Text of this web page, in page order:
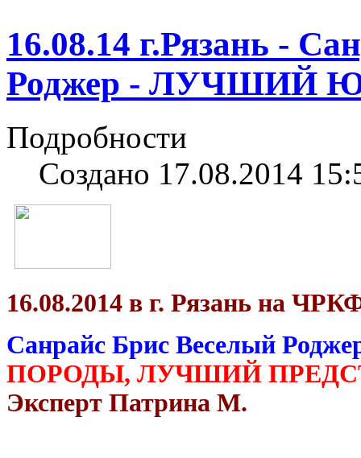
16.08.14 г.Рязань -
Роджер - ЛУЧШИЙ
Подробности
Создано 17.08.2014
16.08.2014 в г. Рязань на
Санрайс Брис Веселый
ПОРОДЫ, ЛУЧШИЙ
Эксперт Патрина М.